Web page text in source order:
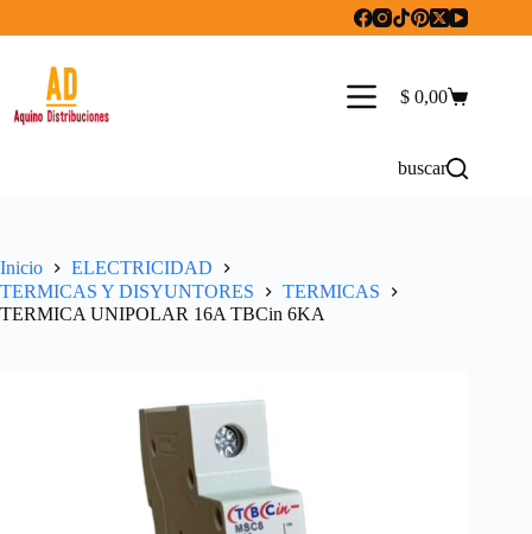
Carro
$ 0,00
buscar
Inicio
ELECTRICIDAD
TERMICAS Y DISYUNTORES
TERMICAS
TERMICA UNIPOLAR 16A TBCin 6KA